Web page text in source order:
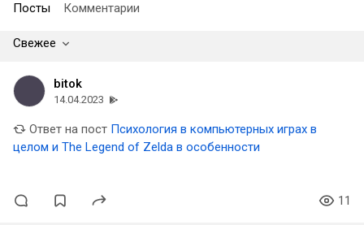
Посты Комментарии
Свежее
bitok
14.04.2023
Ответ на пост ​Психология в компьютерных играх в
целом и The Legend of Zelda в особенности
11